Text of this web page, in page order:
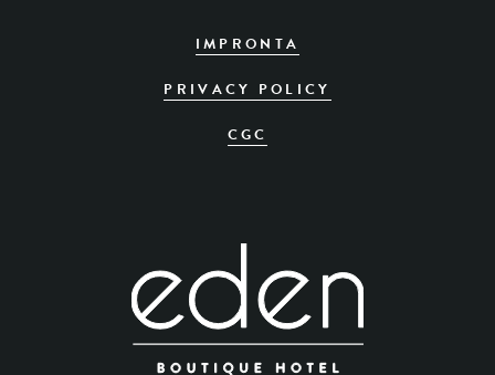
IMPRONTA
PRIVACY POLICY
CGC